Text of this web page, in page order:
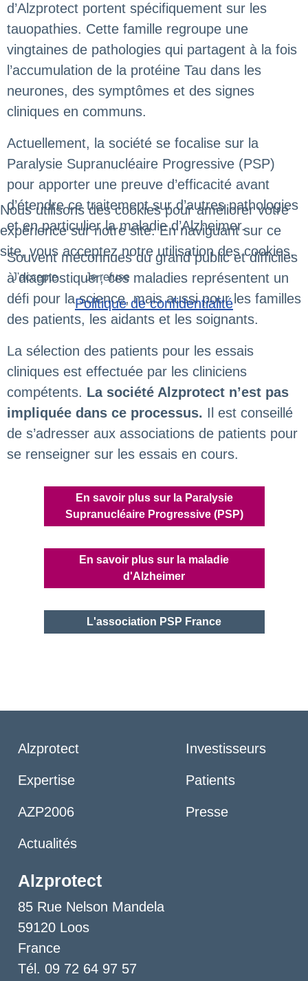
d’Alzprotect portent spécifiquement sur les
tauopathies. Cette famille regroupe une
vingtaines de pathologies qui partagent à la fois
l’accumulation de la protéine Tau dans les
neurones, des symptômes et des signes
cliniques en communs.
Actuellement, la société se focalise sur la
Paralysie Supranucléaire Progressive (PSP)
pour apporter une preuve d’efficacité avant
d’étendre ce traitement sur d’autres pathologies
et en particulier la maladie d’Alzheimer.
Souvent méconnues du grand public et difficiles
à diagnostiquer, ces maladies représentent un
défi pour la science, mais aussi pour les familles
des patients, les aidants et les soignants.
La sélection des patients pour les essais
cliniques est effectuée par les cliniciens
compétents. La société Alzprotect n’est pas
impliquée dans ce processus. Il est conseillé
de s’adresser aux associations de patients pour
se renseigner sur les essais en cours.
En savoir plus sur la Paralysie
Supranucléaire Progressive (PSP)
En savoir plus sur la maladie
d'Alzheimer
L'association PSP France
Alzprotect
Expertise
AZP2006
Actualités
Investisseurs
Patients
Presse
Alzprotect
85 Rue Nelson Mandela
59120 Loos
France
Tél. 09 72 64 97 57
Nous utilisons des cookies pour améliorer votre
expérience sur notre site. En naviguant sur ce
site, vous acceptez notre utilisation des cookies.
J'accepte Je refuse
Politique de confidentialité